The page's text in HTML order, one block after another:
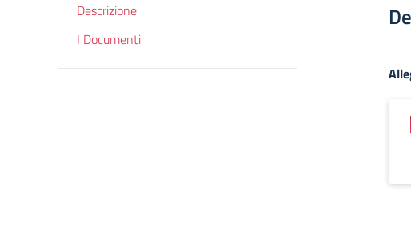
Descrizione
I Documenti